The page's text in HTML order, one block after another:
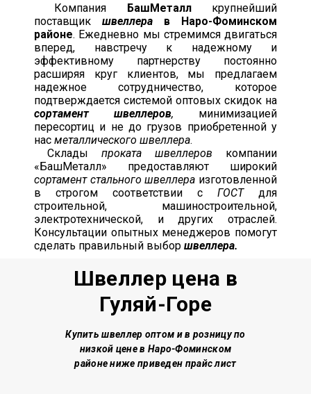
Компания БашМеталлкрупнейший
поставщик швеллера в Наро-Фоминском
районе. Ежедневно мы стремимся двигаться
вперед, навстречу к надежному и
эффективному партнерству постоянно
расширяя круг клиентов, мы предлагаем
надежное сотрудничество, которое
подтверждается системой оптовых скидок на
сортамент швеллеров, минимизацией
пересортиц и не до грузов приобретенной у
нас металлического швеллера.
Склады проката швеллеров компании
«БашМеталл» предоставляют широкий
сортамент стального швеллера изготовленной
в строгом соответствии с ГОСТдля
строительной, машиностроительной,
электротехнической, и других отраслей.
Консультации опытных менеджеров помогут
сделать правильный выбор швеллера.
Швеллер цена в
Гуляй-Горе
Купить швеллер оптом и в розницу по
низкой ценев Наро-Фоминском
районениже приведен прайс лист